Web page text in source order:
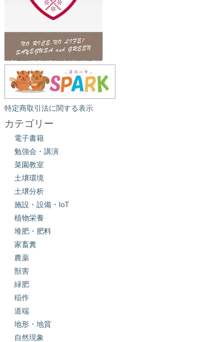
特定商取引法に関する表示
カテゴリー
電子書籍
勉強会・講演
菜園教室
土壌環境
土壌分析
施設・設備・IoT
植物栄養
堆肥・肥料
家畜糞
農薬
獣害
緑肥
稲作
道端
地形・地質
自然現象